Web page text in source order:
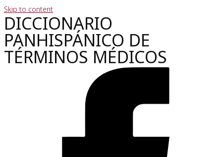
Skip to content
DICCIONARIO
PANHISPÁNICO DE
TÉRMINOS MÉDICOS